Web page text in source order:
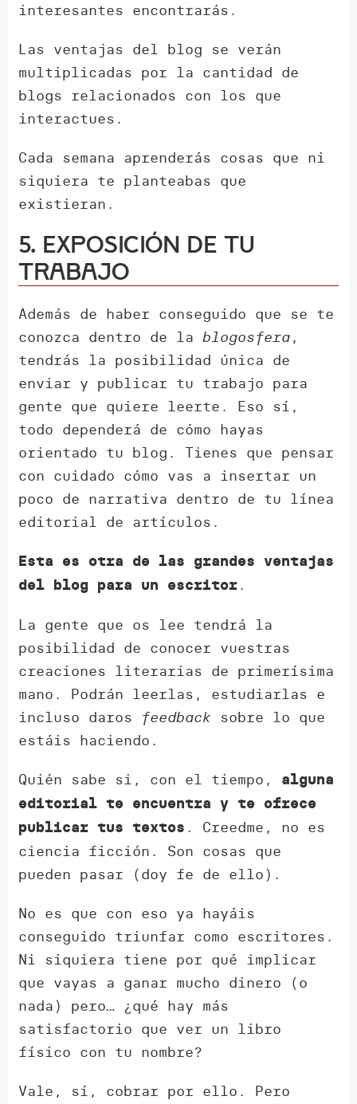
interesantes encontrarás.
Las ventajas del blog se verán
multiplicadas por la cantidad de
blogs relacionados con los que
interactues.
Cada semana aprenderás cosas que ni
siquiera te planteabas que
existieran.
5. Exposición de tu
trabajo
Además de haber conseguido que se te
conozca dentro de lablogosfera,
tendrás la posibilidad única de
enviar y publicar tu trabajo para
gente que quiere leerte. Eso sí,
todo dependerá de cómo hayas
orientado tu blog. Tienes que pensar
con cuidado cómo vas a insertar un
poco de narrativa dentro de tu línea
editorial de artículos.
Esta es otra de las grandes ventajas
del blog para un escritor.
La gente que os lee tendrá la
posibilidad de conocer vuestras
creaciones literarias de primerísima
mano. Podrán leerlas, estudiarlas e
incluso daros feedback sobre lo que
estáis haciendo.
Quién sabe si, con el tiempo,
alguna
editorial te encuentra y te ofrece
publicar tus textos . Creedme, no es
ciencia ficción. Son cosas que
pueden pasar (doy fe de ello).
No es que con eso ya hayáis
conseguido triunfar como escritores.
Ni siquiera tiene por qué implicar
que vayas a ganar mucho dinero (o
nada) pero… ¿qué hay más
satisfactorio que ver un libro
físico con tu nombre?
Vale, sí, cobrar por ello. Pero